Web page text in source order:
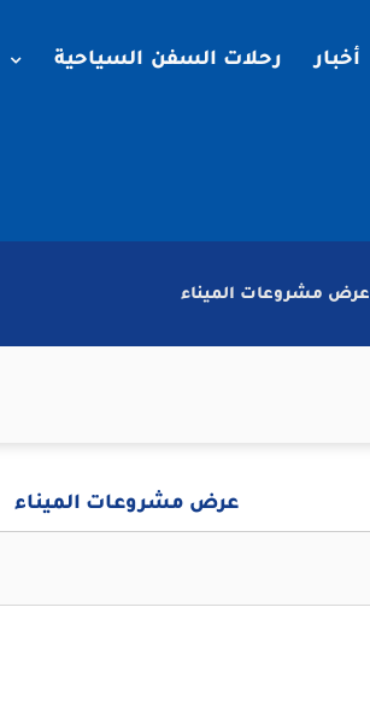
أخبار رحلات السفن السياحية
عرض مشروعات الميناء
عرض مشروعات الميناء